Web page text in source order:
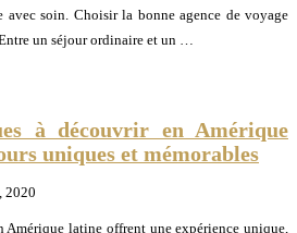
avec soin. Choisir la bonne agence de voyage
un séjour ordinaire et un …
à découvrir en Amérique
uniques et mémorables
2020
Amérique latine offrent une expérience unique,